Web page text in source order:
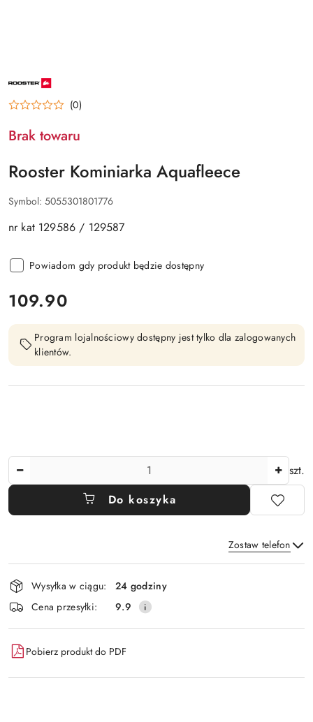
NAZWA
PRODUCENTA:
ROOSTER (0)
Brak towaru
Rooster Kominiarka Aquafleece
Symbol: 5055301801776
nr kat 129586 / 129587
Powiadom gdy produkt będzie dostępny
cena:
109.90
Program lojalnościowy dostępny jest tylko dla zalogowanych
klientów.
szt.
Do koszyka
Zostaw telefon
Wyślij
Dostępność
i
dostawa
Wysyłka w ciągu:
24 godziny
Cena przesyłki:
9.9
Pobierz produkt do PDF